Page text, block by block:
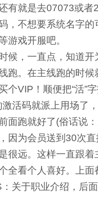
就是去07073或者
，不想要系统名字的
游戏开服吧。
，一直点，知道开
跑。在主线跑的时候
个VIP！顺便把“活”
活码就派上用场了
面跑就好了(俗话说
因为会员送到30次
很远。这样一直跟
全看个人喜好。上
关于职业介绍，后